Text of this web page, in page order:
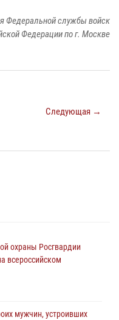
Федеральной службы войск
Федерации по г. Москве
Следующая →
охраны Росгвардии
всероссийском
мужчин, устроивших